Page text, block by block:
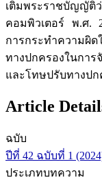
เติมพระราชบัญญัติว่
คอมพิวเตอร์ พ.ศ.
การกระทำความผิ
ทางปกครองในกา
และโทษปรับทางปก
Article
ฉบับ
ปีที่ 42 ฉบับที่ 1
ประเภทบทความ